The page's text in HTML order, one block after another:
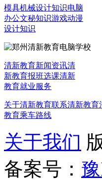
模具机械设计知识电脑
办公文秘知识游戏动漫
设计知识
清新教育新闻资讯清
新教育报班选课清新
教育就业服务
关于清新教育联系清新教育
教育乘车路线
关于我们
备案号：